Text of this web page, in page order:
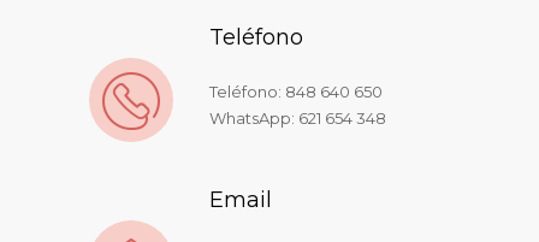
Teléfono
Teléfono: 848 640 650
WhatsApp: 621 654 348
Email